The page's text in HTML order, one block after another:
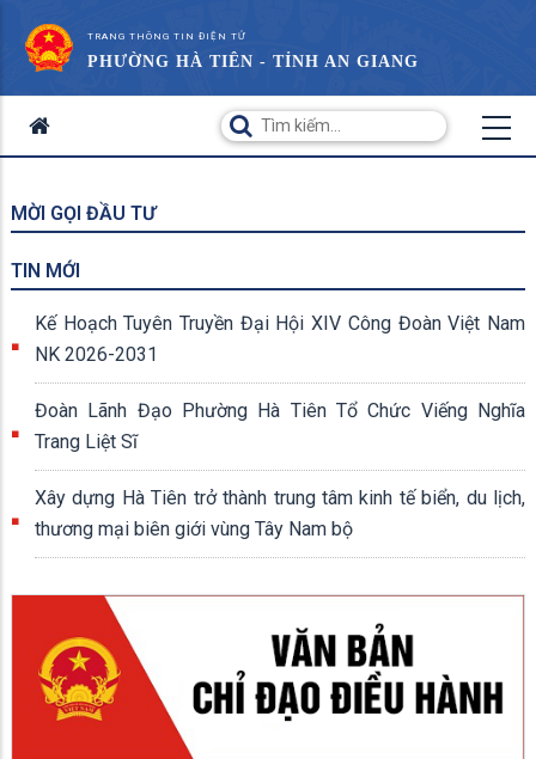
TRANG THÔNG TIN ĐIỆN TỬ
PHƯỜNG HÀ TIÊN - TỈNH AN GIANG
MỜI GỌI ĐẦU TƯ
TIN MỚI
Kế Hoạch Tuyên Truyền Đại Hội XIV Công Đoàn Việt Nam
NK 2026-2031
Đoàn Lãnh Đạo Phường Hà Tiên Tổ Chức Viếng Nghĩa
Trang Liệt Sĩ
Xây dựng Hà Tiên trở thành trung tâm kinh tế biển, du lịch,
thương mại biên giới vùng Tây Nam bộ